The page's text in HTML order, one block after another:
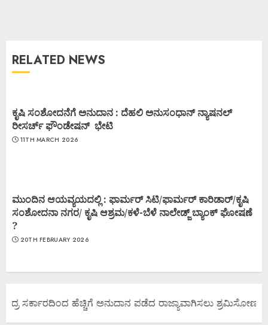
RELATED NEWS
ಕೃಷಿ ಸಂಶೋದನೆಗೆ ಅನುದಾನ : ದೆಹಲಿ ಅನುಸಂಧಾನ್ ನ್ಯಾಷನಲ್
ರೀಸರ್ಚ್ ಫೌಂಡೇಷನ್ ಭೇಟಿ
11TH MARCH 2026
ಮುಂದಿನ ಆಯವ್ಯಯದಲ್ಲಿ : ಫಾರ್ಮರ್ ಸಿಟಿ/ಫಾರ್ಮರ್ ಕಾರಿಡಾರ್/ಕೃಷಿ
ಸಂಶೋದನಾ ನಗರ/ ಕೃಷಿ ಆಶ್ರಮ/ಕಳೆ-ಬೆಳೆ ನಾಲೇಡ್ಜ್ ಬ್ಯಾಂಕ್ ಘೋಷಣೆ
?
20TH FEBRUARY 2026
ಸರ್ಕಾರದಿಂದ ಹೆಚ್ಚಿಗೆ ಅನುದಾನ ಪಡೆದ ರಾಜ್ಯಾವಾಗಿಸಲು ಶ್ರಮಿಸೋಣ ಬನ್ನಿ.